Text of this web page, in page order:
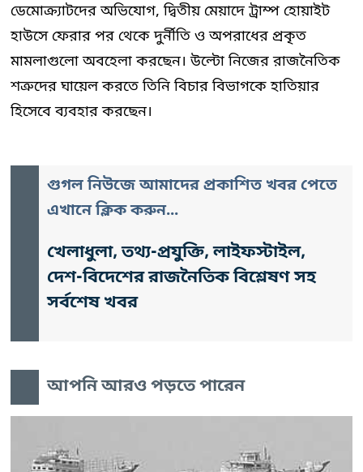
ডেমোক্র্যাটদের অভিযোগ, দ্বিতীয় মেয়াদে ট্রাম্প হোয়াইট
হাউসে ফেরার পর থেকে দুর্নীতি ও অপরাধের প্রকৃত
মামলাগুলো অবহেলা করছেন। উল্টো নিজের রাজনৈতিক
শত্রুদের ঘায়েল করতে তিনি বিচার বিভাগকে হাতিয়ার
হিসেবে ব্যবহার করছেন।
গুগল নিউজে আমাদের প্রকাশিত খবর পেতে
এখানে ক্লিক করুন...
খেলাধুলা, তথ্য-প্রযুক্তি, লাইফস্টাইল,
দেশ-বিদেশের রাজনৈতিক বিশ্লেষণ সহ
সর্বশেষ খবর
আপনি আরও পড়তে পারেন